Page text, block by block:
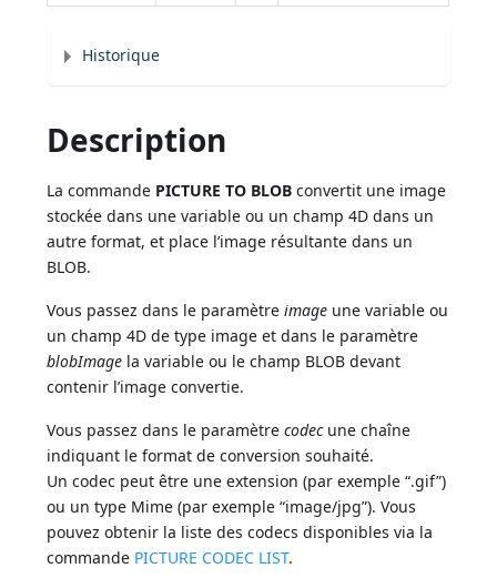
Historique
Description
La commande PICTURE TO BLOB convertit une image
stockée dans une variable ou un champ 4D dans un
autre format, et place l’image résultante dans un
BLOB.
Vous passez dans le paramètreimage une variable ou
un champ 4D de type image et dans le paramètre
blobImage la variable ou le champ BLOB devant
contenir l’image convertie.
Vous passez dans le paramètrecodecune chaîne
indiquant le format de conversion souhaité.
Un codec peut être une extension (par exemple “.gif”)
ou un type Mime (par exemple “image/jpg”). Vous
pouvez obtenir la liste des codecs disponibles via la
commande PICTURE CODEC LIST.